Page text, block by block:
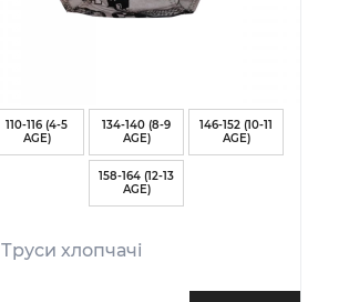
110-116 (4-5
AGE)
134-140 (8-9
AGE)
146-152 (10-11
AGE)
158-164 (12-13
AGE)
Труси хлопчачі